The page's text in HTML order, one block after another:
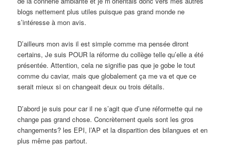
blogs nettement plus utiles puisque pas grand monde ne
s’intéresse à mon avis.
D’ailleurs mon avis il est simple comme ma pensée diront
certains, Je suis POUR la réforme du collège telle qu’elle a été
présentée. Attention, cela ne signifie pas que je gobe le tout
comme du caviar, mais que globalement ça me va et que ce
serait mieux si on changeait deux ou trois détails.
D’abord je suis pour car il ne s’agit que d’une réformette qui ne
change pas grand chose. Concrètement quels sont les gros
changements? les EPI, l’AP et la disparition des bilangues et en
plus même pas partout.